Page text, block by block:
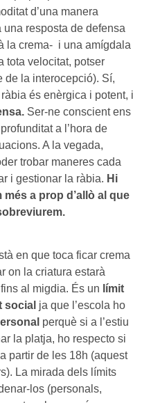
d’una manera
resposta de defensa
la crema- i una amígdala
tota velocitat, potser
de la interocepció). Sí,
ràbia és enèrgica i potent, i
Ser-ne conscient ens
a l’hora de
A la vegada,
trobar maneres cada
i gestionar la ràbia. Hi
a prop d’allò al que
en que toca ficar crema
on la criatura estarà
al migdia. És un límit
social ja que l’escola ho
perquè si a l’estiu
la platja, ho respecto si
partir de les 18h (aquest
La mirada dels límits
los (personals,